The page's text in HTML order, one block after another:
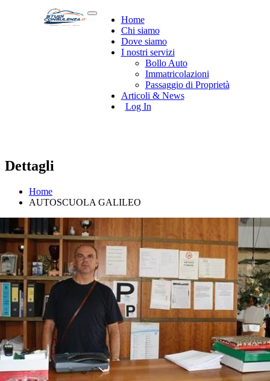
Home
Chi siamo
Dove siamo
I nostri servizi
Bollo Auto
Immatricolazioni
Passaggio di Proprietà
Articoli & News
Log In
Dettagli
Home
AUTOSCUOLA GALILEO